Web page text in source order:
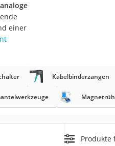
einer
Kabelbinderzangen
Produkte